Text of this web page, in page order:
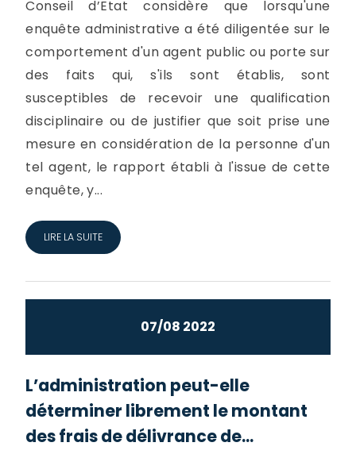
Conseil d’Etat considère que lorsqu'une
enquête administrative a été diligentée sur le
comportement d'un agent public ou porte sur
des faits qui, s'ils sont établis, sont
susceptibles de recevoir une qualification
disciplinaire ou de justifier que soit prise une
mesure en considération de la personne d'un
tel agent, le rapport établi à l'issue de cette
enquête, y...
LIRE LA SUITE
07/08 2022
L’administration peut-elle
déterminer librement le montant
des frais de délivrance de...